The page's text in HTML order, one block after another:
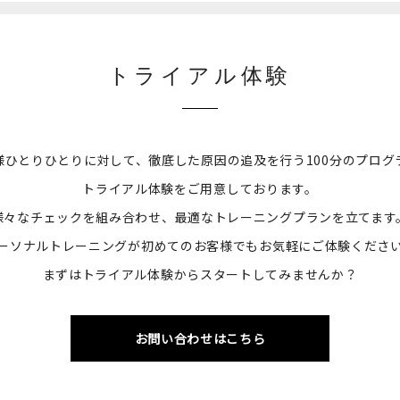
トライアル体験
ひとりひとりに対して、徹底した原因の追及を行う100分のプログ
トライアル体験をご用意しております。
々なチェックを組み合わせ、最適なトレーニングプランを立てます。
ソナルトレーニングが初めてのお客様でもお気軽にご体験ください
まずはトライアル体験からスタートしてみませんか？
お問い合わせはこちら